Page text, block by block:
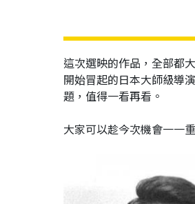
這次選映的作品，全部都
開始冒起的日本大師級導
題，值得一看再看。
大家可以趁今次機會一一重